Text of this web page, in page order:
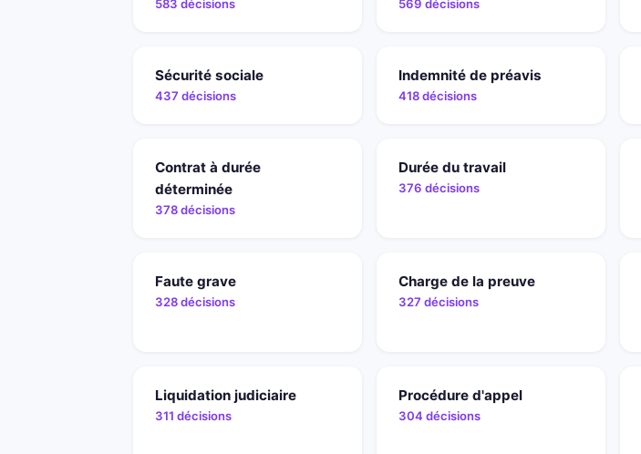
583 décisions 569 décisions
Sécurité sociale
437 décisions
Indemnité de préavis
418 décisions
Contrat à durée
déterminée
378 décisions
Durée du travail
376 décisions
Faute grave
328 décisions
Charge de la preuve
327 décisions
Liquidation judiciaire
311 décisions
Procédure d'appel
304 décisions